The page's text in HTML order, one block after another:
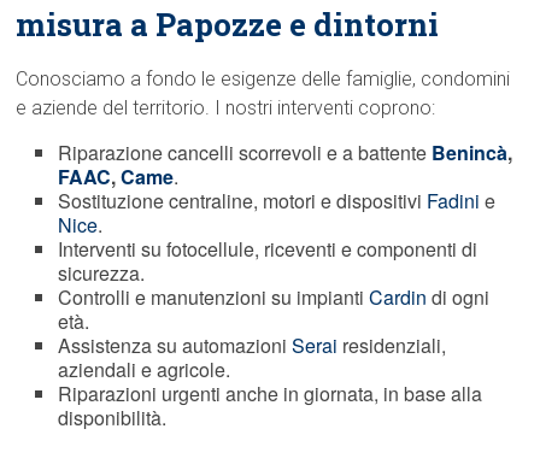
misura a Papozze e dintorni
Conosciamo a fondo le esigenze delle famiglie, condomini
e aziende del territorio. I nostri interventi coprono:
Riparazione cancelli scorrevoli e a battente Benincà,
FAAC,Came.
Sostituzione centraline, motori e dispositivi Fadini e
Nice.
Interventi su fotocellule, riceventi e componenti di
sicurezza.
Controlli e manutenzioni su impiantiCardin di ogni
età.
Assistenza su automazioniSerai residenziali,
aziendali e agricole.
Riparazioni urgenti anche in giornata, in base alla
disponibilità.